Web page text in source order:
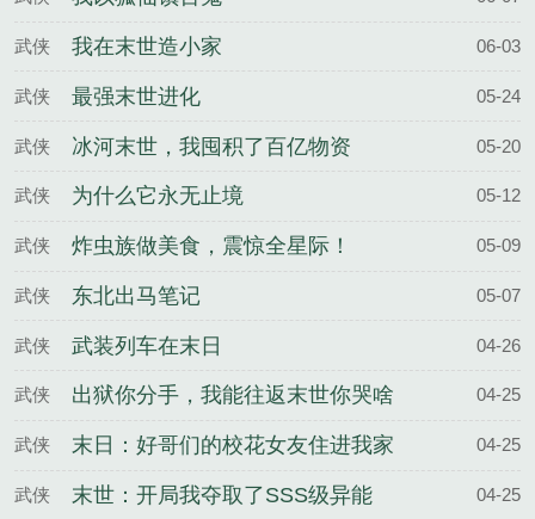
武侠 我在末世造小家 06-03
武侠 最强末世进化 05-24
武侠 冰河末世，我囤积了百亿物资 05-20
武侠 为什么它永无止境 05-12
武侠 炸虫族做美食，震惊全星际！ 05-09
武侠 东北出马笔记 05-07
武侠 武装列车在末日 04-26
武侠 出狱你分手，我能往返末世你哭啥 04-25
武侠 末日：好哥们的校花女友住进我家 04-25
武侠 末世：开局我夺取了SSS级异能 04-25